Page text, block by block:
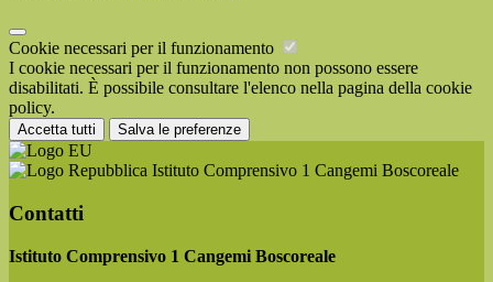
Cookie necessari per il funzionamento
I cookie necessari per il funzionamento non possono essere
disabilitati. È possibile consultare l'elenco nella pagina della cookie
policy.
Accetta tutti Salva le preferenze
Istituto Comprensivo 1 Cangemi Boscoreale
Contatti
Istituto Comprensivo 1 Cangemi Boscoreale